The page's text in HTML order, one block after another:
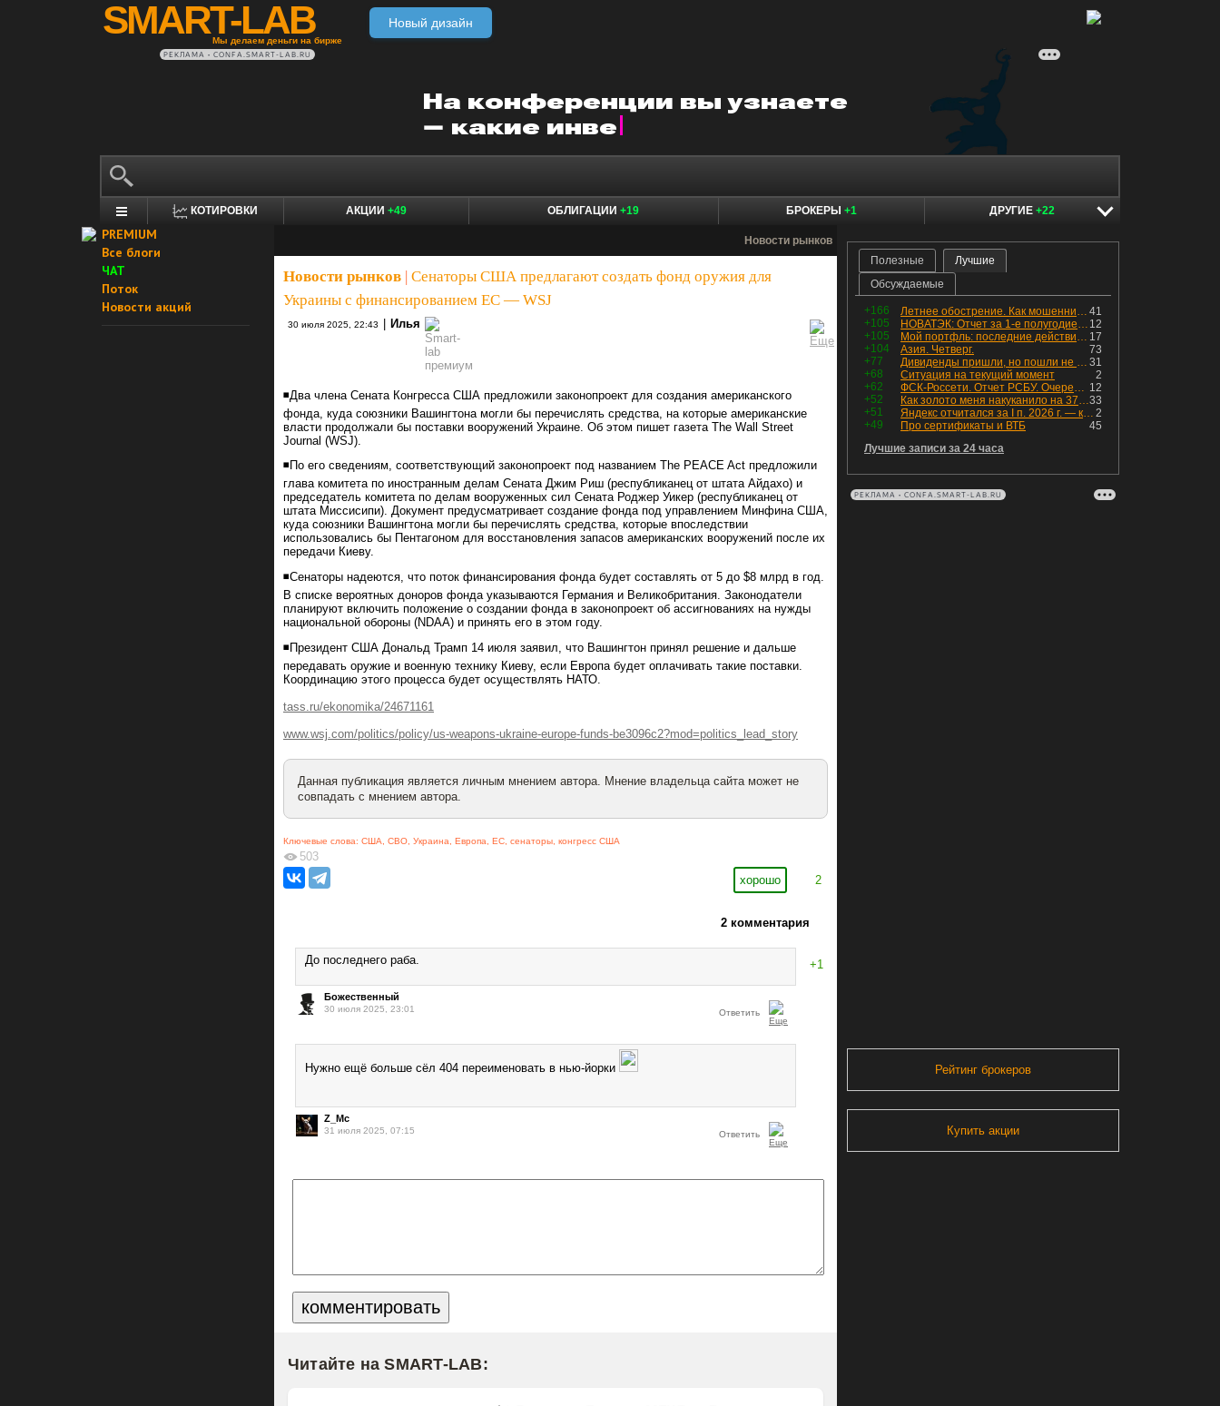
SMART-LAB
Мы делаем деньги на бирже
Новый дизайн
РЕКЛАМА • CONFA.SMART-LAB.RU
КОТИРОВКИ АКЦИИ +49 ОБЛИГАЦИИ +19 БРОКЕРЫ +1 ДРУГИЕ +22
PREMIUM
Все блоги
ЧАТ
Поток
Новости акций
Новости рынков
Новости рынков Сенаторы США предлагают создать фонд оружия для
Украины с финансированием ЕС — WSJ
30 июля 2025, 22:43 Илья
◾Два члена Сената Конгресса США предложили законопроект для создания американского
фонда, куда союзники Вашингтона могли бы перечислять средства, на которые американские
власти продолжали бы поставки вооружений Украине. Об этом пишет газета The Wall Street
Journal (WSJ).
◾По его сведениям, соответствующий законопроект под названием The PEACE Act предложили
глава комитета по иностранным делам Сената Джим Риш (республиканец от штата Айдахо) и
председатель комитета по делам вооруженных сил Сената Роджер Уикер (республиканец от
штата Миссисипи). Документ предусматривает создание фонда под управлением Минфина США,
куда союзники Вашингтона могли бы перечислять средства, которые впоследствии
использовались бы Пентагоном для восстановления запасов американских вооружений после их
передачи Киеву.
◾Сенаторы надеются, что поток финансирования фонда будет составлять от 5 до $8 млрд в год.
В списке вероятных доноров фонда указываются Германия и Великобритания. Законодатели
планируют включить положение о создании фонда в законопроект об ассигнованиях на нужды
национальной обороны (NDAA) и принять его в этом году.
◾Президент США Дональд Трамп 14 июля заявил, что Вашингтон принял решение и дальше
передавать оружие и военную технику Киеву, если Европа будет оплачивать такие поставки.
Координацию этого процесса будет осуществлять НАТО.
tass.ru/ekonomika/24671161
www.wsj.com/politics/policy/us-weapons-ukraine-europe-funds-be3096c2?mod=politics_lead_story
Данная публикация является личным мнением автора. Мнение владельца сайта может не
совпадать с мнением автора.
Ключевые слова: США СВО Украина Европа ЕС сенаторы конгресс США
503
хорошо
2
2 комментария
+1
До последнего раба.
Божественный
30 июля 2025, 23:01 Ответить
Нужно ещё больше сёл 404 переименовать в нью-йорки
Z_Mc
31 июля 2025, 07:15 Ответить
Читайте на SMART-LAB:
Полезные
Лучшие
Обсуждаемые
+166 41
Летнее обострение. Как мошенники пытаются подсунуть кнопку "БАБЛО" девушкам
+105
12
НОВАТЭК: Отчет за 1-е полугодие 2026 - прибыль продолжает падать, но лучшее впереди, если не прилетит
+105
17
Мой портфль: последние действия и текущая структура. Краткий комментарий по всем позициям
+104
73
Азия. Четверг.
+77
31
Дивиденды пришли, но пошли не туда
+68
2
Ситуация на текущий момент
+62
12
ФСК-Россети. Отчет РСБУ. Очередная допка - бомбовые новости в эфире
+52
33
Как золото меня накуканило на 370к за ночь
+51
2
Яндекс отчитался за I п. 2026 г. — компания увеличила инвестиции и долг. Buyback начал работать, продали Авто.Ру.
+49
45
Про сертификаты и ВТБ
Лучшие записи за 24 часа
РЕКЛАМА • CONFA.SMART-LAB.RU
Рейтинг брокеров
Купить акции